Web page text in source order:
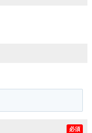
必須